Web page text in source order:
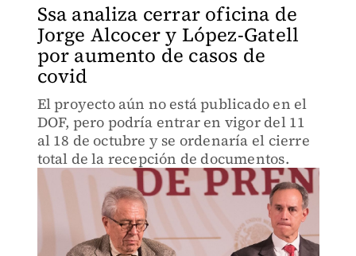
Ssa analiza cerrar oficina de
Jorge Alcocer y López-Gatell
por aumento de casos de
covid
El proyecto aún no está publicado en el
DOF, pero podría entrar en vigor del 11
al 18 de octubre y se ordenaría el cierre
total de la recepción de documentos.